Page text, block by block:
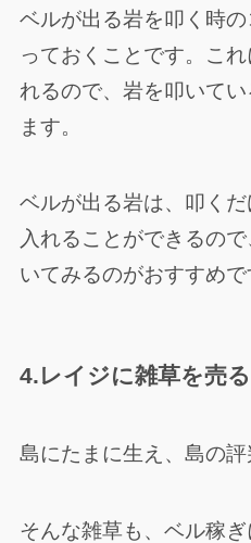
ベルが出る岩を叩く時
っておくことです。こ
れるので、岩を叩いて
ます。
ベルが出る岩は、叩く
入れることができるの
いてみるのがおすすめで
4.レイジに雑草を売る
島にたまに生え、島の
そんな雑草も、ベル稼